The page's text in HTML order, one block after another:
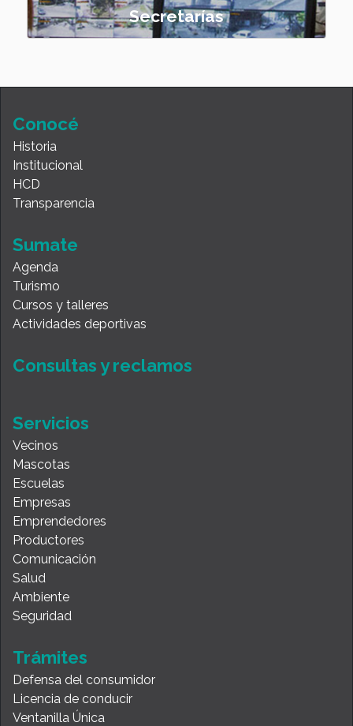
Secretarías
Conocé
Historia
Institucional
HCD
Transparencia
Sumate
Agenda
Turismo
Cursos y talleres
Actividades deportivas
Consultas y reclamos
Servicios
Vecinos
Mascotas
Escuelas
Empresas
Emprendedores
Productores
Comunicación
Salud
Ambiente
Seguridad
Trámites
Defensa del consumidor
Licencia de conducir
Ventanilla Única